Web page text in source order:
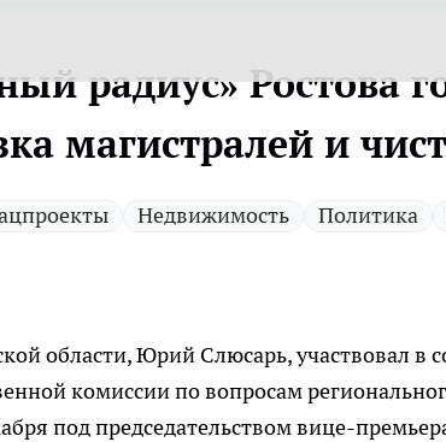
радиус» Ростова
магистралей и
Недвижимость Политика
области, Юрий Слюсарь, участвовал в
комиссии по вопросам
под председательством вице-